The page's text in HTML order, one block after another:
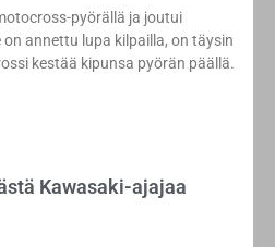
pyörällä ja joutui
annettu lupa kilpailla, on täysin
kestää kipunsa pyörän päällä.
Kawasaki-ajajaa